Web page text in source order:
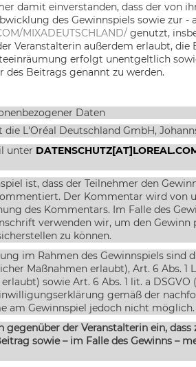
damit einverstanden, dass der
des Gewinnspiels sowie zur
MIXADEUTSCHLAND/genutzt,
Veranstalterin außerdem erlaubt,
erfolgt unentgeltlich
des Beitrags genannt zu werden.
Daten
die L'Oréal Deutschland GmbH,
unter
ist, dass der Teilnehmer den
Der Kommentar wird von
des Kommentars. Im Falle des
verwenden wir, um den
zu können.
im Rahmen des Gewinnspiels sind
Maßnahmen erlaubt), Art. 6 Abs.
sowie Art. 6 Abs. 1 lit. a
gemäß der
am Gewinnspiel jedoch nicht möglich.
der Veranstalterin ein,
sowie – im Falle des Gewinns –